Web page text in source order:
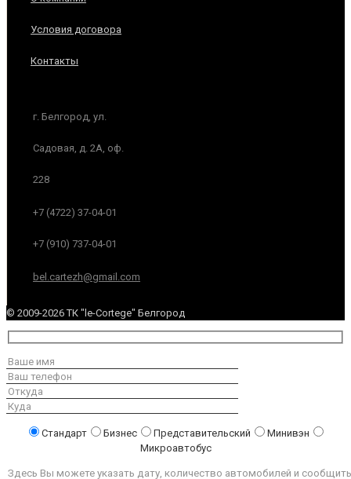
Условия договора
Контакты
г. Белгород, ул.
Садовая, д. 2А, оф.
228
+7 (4722) 37-04-01
+7 (910) 737-04-01
bel.cartezh@gmail.com
© 2009-2026 ТК "le-Cortege" Белгород
Стандарт Бизнес Представительский
Минивэн
Микроавтобус